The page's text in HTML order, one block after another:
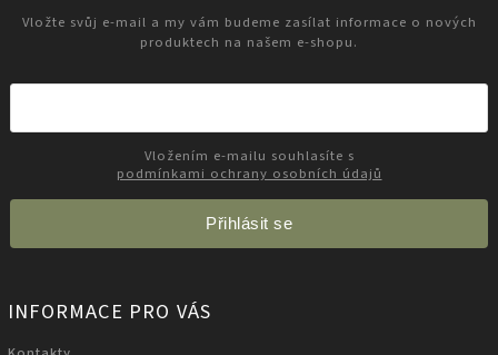
Vložte svůj e-mail a my vám budeme zasílat informace o nových
produktech na našem e-shopu.
podmínkami ochrany osobních údajů
Přihlásit se
INFORMACE PRO VÁS